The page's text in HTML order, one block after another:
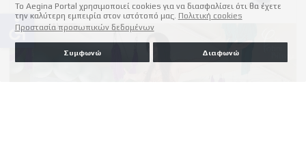
Το Aegina Portal χρησιμοποιεί cookies για να διασφαλίσει ότι θα έχετε
την καλύτερη εμπειρία στον ιστότοπό μας. Πολιτική cookies
Προστασία προσωπικών δεδομένων
Συμφωνώ Διαφωνώ
accessible